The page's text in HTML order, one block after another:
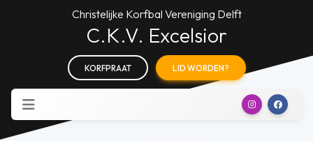
Christelijke Korfbal Vereniging Delft
C.K.V. Excelsior
KORFPRAAT LID WORDEN?